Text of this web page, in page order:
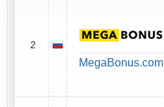
2
MegaBonus.com